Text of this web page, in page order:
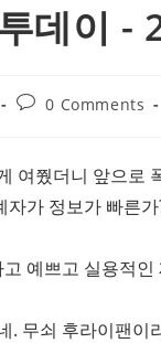
데이 -
Post0 Comments
여쭸더니 앞으로
자가 정보가 빠른가
예쁘고 실용적
. 무쇠 후라이팬이